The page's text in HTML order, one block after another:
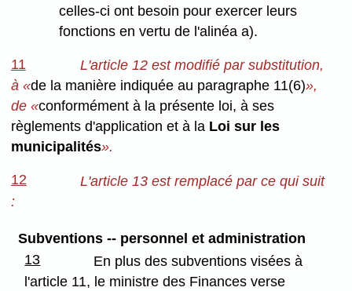
celles-ci ont besoin pour exercer leurs
fonctions en vertu de l'alinéa a).
11
L'article 12 est modifié par substitution,
à «de la manière indiquée au paragraphe 11(6)»,
de «conformément à la présente loi, à ses
règlements d'application et à la Loi sur les
municipalités».
12
L'article 13 est remplacé par ce qui suit
:
Subventions -- personnel et administration
13
En plus des subventions visées à
l'article 11, le ministre des Finances verse